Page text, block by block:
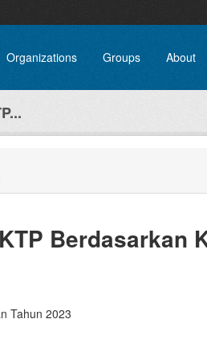
Organizations Groups About
Berdasarkan
Tahun 2023